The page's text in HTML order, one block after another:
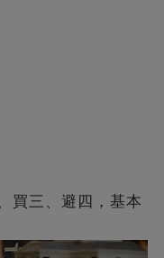
買三、避四，基本